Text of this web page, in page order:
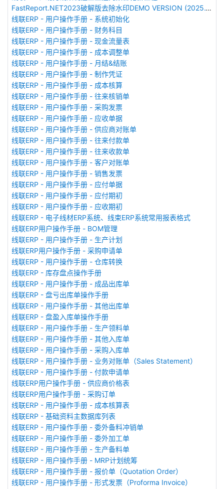
FastReport.NET2023破解版去除水印DEMO VERSION (2025.1.14/2023.2.18版本)
线联ERP - 用户操作手册 - 系统初始化
线联ERP - 用户操作手册 - 财务科目
线联ERP - 用户操作手册 - 现金流量表
线联ERP - 用户操作手册 - 成本调整单
线联ERP - 用户操作手册 - 月结&结账
线联ERP - 用户操作手册 - 制作凭证
线联ERP - 用户操作手册 - 成本核算
线联ERP - 用户操作手册 - 往来核销单
线联ERP - 用户操作手册 - 采购发票
线联ERP - 用户操作手册 - 应收单据
线联ERP - 用户操作手册 - 供应商对账单
线联ERP - 用户操作手册 - 往来付款单
线联ERP - 用户操作手册 - 往来收款单
线联ERP - 用户操作手册 - 客户对账单
线联ERP - 用户操作手册 - 销售发票
线联ERP - 用户操作手册 - 应付单据
线联ERP - 用户操作手册 - 应付期初
线联ERP - 用户操作手册 - 应收期初
线联ERP - 电子线材ERP系统、线束ERP系统常用报表格式
线联ERP用户操作手册 - BOM管理
线联ERP - 用户操作手册 - 生产计划
线联ERP用户操作手册 - 采购申请单
线联ERP - 用户操作手册 - 仓库转换
线联ERP - 库存盘点操作手册
线联ERP - 用户操作手册 - 成品出库单
线联ERP - 盘亏出库单操作手册
线联ERP - 用户操作手册 - 其他出库单
线联ERP - 盘盈入库单操作手册
线联ERP - 用户操作手册 - 生产领料单
线联ERP - 用户操作手册 - 其他入库单
线联ERP - 用户操作手册 - 采购入库单
线联ERP - 用户操作手册 - 业务对账单（Sales Statement）
线联ERP - 用户操作手册 - 付款申请单
线联ERP用户操作手册 - 供应商价格表
线联ERP用户操作手册 - 采购订单
线联ERP - 用户操作手册 - 成本核算表
线联ERP - 基础资料主数据库列表
线联ERP - 用户操作手册 - 委外备料冲销单
线联ERP - 用户操作手册 - 委外加工单
线联ERP - 用户操作手册 - 生产备料单
线联ERP - 用户操作手册 - MRP计划统筹
线联ERP - 用户操作手册 - 报价单（Quotation Order）
线联ERP - 用户操作手册 - 形式发票（Proforma Invoice）